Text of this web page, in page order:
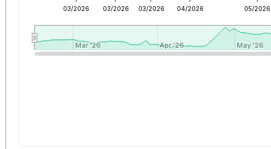
03/2026 03/2026 03/2026 04/2026 05/2026
Mar '26
Mar '26 Apr '26
Apr '26 May '26
May '26